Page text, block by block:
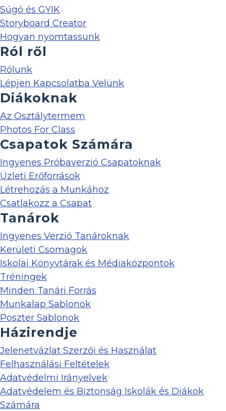
Súgó és GYIK
Storyboard Creator
Hogyan nyomtassunk
Ról ről
Rólunk
Lépjen Kapcsolatba Velünk
Diákoknak
Az Osztálytermem
Photos For Class
Csapatok Számára
Ingyenes Próbaverzió Csapatoknak
Üzleti Erőforrások
Létrehozás a Munkához
Csatlakozz a Csapat
Tanárok
Ingyenes Verzió Tanároknak
Kerületi Csomagok
Iskolai Könyvtárak és Médiaközpontok
Tréningek
Minden Tanári Forrás
Munkalap Sablonok
Poszter Sablonok
Házirendje
Jelenetvázlat Szerzői és Használat
Felhasználási Feltételek
Adatvédelmi Irányelvek
Adatvédelem és Biztonság Iskolák és Diákok
Számára